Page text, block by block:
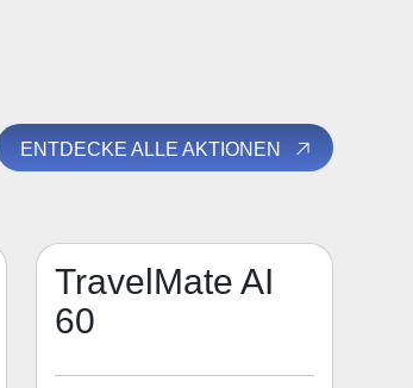
ENTDECKE ALLE AKTIONEN
TravelMate AI
60